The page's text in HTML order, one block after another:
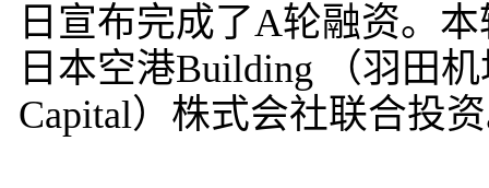
日宣布完成了A轮融资。
日本空港Building （羽田
Capital）株式会社联合投